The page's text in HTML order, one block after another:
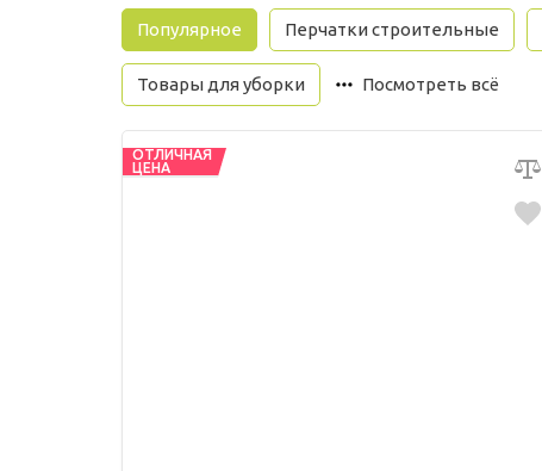
Популярное Перчатки строительные
Товары для уборки Посмотреть всё
ОТЛИЧНАЯ
ЦЕНА